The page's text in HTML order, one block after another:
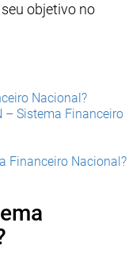
objetivo no
Nacional?
– Sistema Financeiro
Financeiro Nacional?